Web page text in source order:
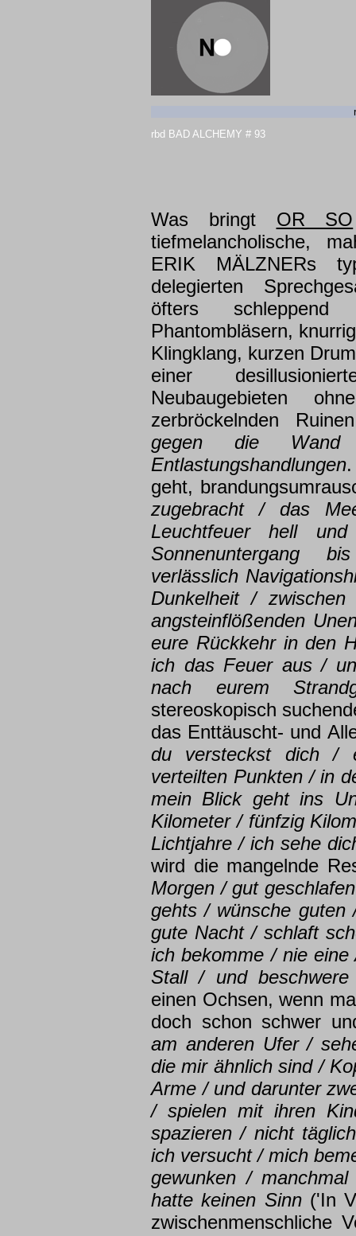
rbd BAD ALCHEMY # 93
Was bringt OR SO
tiefmelancholische,
ERIK MÄLZNERs
delegierten
öfters
Phantombläsern,
Klingklang, kurzen
einer
Neubaugebieten
zerbröckelnden
gegen die
Entlastungshandlungen
geht,
zugebracht / das
Leuchtfeuer hell
Sonnenuntergang
verlässlich
Dunkelheit /
angsteinflößenden
eure Rückkehr in den
ich das Feuer aus /
nach eurem
stereoskopisch
das Enttäuscht- und
du versteckst dich /
verteilten Punkten / in
mein Blick geht ins
Kilometer / fünfzig
Lichtjahre / ich sehe
wird die mangelnde
Morgen / gut
gehts / wünsche guten
gute Nacht / schlaft
ich bekomme / nie
Stall / und
einen Ochsen, wenn
doch schon schwer
am anderen Ufer /
die mir ähnlich sind /
Arme / und darunter
/ spielen mit ihren
spazieren / nicht
ich versucht / mich
gewunken /
hatte keinen Sinn('In
zwischenmenschliche